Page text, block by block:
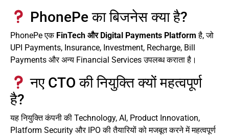
PhonePe का बिजनेस क्या है?
PhonePe एक FinTech और Digital Payments Platform है, जो
UPI Payments, Insurance, Investment, Recharge, Bill
Payments और अन्य Financial Services उपलब्ध कराता है।
नए CTO की नियुक्ति क्यों महत्वपूर्ण
है?
यह नियुक्ति कंपनी की Technology, AI, Product Innovation,
Platform Security और IPO की तैयारियों को मजबूत करने में महत्वपूर्ण